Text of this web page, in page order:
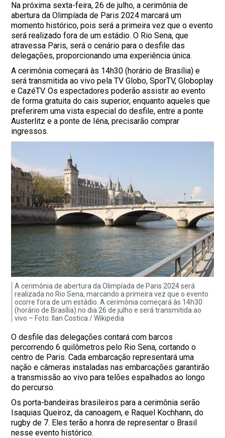
Na próxima sexta-feira, 26 de julho, a cerimônia de
abertura da Olimpíada de Paris 2024 marcará um
momento histórico, pois será a primeira vez que o evento
será realizado fora de um estádio. O Rio Sena, que
atravessa Paris, será o cenário para o desfile das
delegações, proporcionando uma experiência única.
A cerimônia começará às 14h30 (horário de Brasília) e
será transmitida ao vivo pela TV Globo, SporTV, Globoplay
e CazéTV. Os espectadores poderão assistir ao evento
de forma gratuita do cais superior, enquanto aqueles que
preferirem uma vista especial do desfile, entre a ponte
Austerlitz e a ponte de Iéna, precisarão comprar
ingressos.
A cerimônia de abertura da Olimpíada de Paris 2024 será
realizada no Rio Sena, marcando a primeira vez que o evento
ocorre fora de um estádio. A cerimônia começará às 14h30
(horário de Brasília) no dia 26 de julho e será transmitida ao
vivo – Foto: Ilan Costica / Wikipedia
O desfile das delegações contará com barcos
percorrendo 6 quilômetros pelo Rio Sena, cortando o
centro de Paris. Cada embarcação representará uma
nação e câmeras instaladas nas embarcações garantirão
a transmissão ao vivo para telões espalhados ao longo
do percurso.
Os porta-bandeiras brasileiros para a cerimônia serão
Isaquias Queiroz, da canoagem, e Raquel Kochhann, do
rugby de 7. Eles terão a honra de representar o Brasil
nesse evento histórico.